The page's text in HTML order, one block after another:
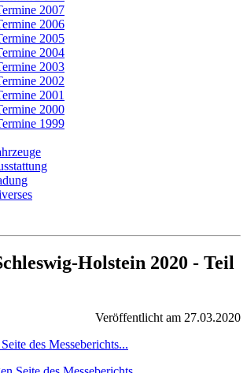
2007
2006
2005
2004
2003
2002
2001
2000
1999
Holstein 2020 - Teil
Veröffentlicht am 27.03.2020
des Messeberichts...